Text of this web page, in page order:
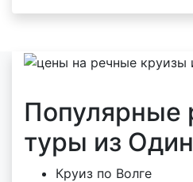
Популярные
туры из
Круиз по Волге